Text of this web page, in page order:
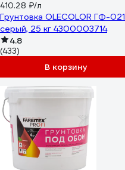
410.28 ₽/л
Грунтовка OLECOLOR ГФ-021
серый, 25 кг 4300003714
4.8
(433)
В корзину